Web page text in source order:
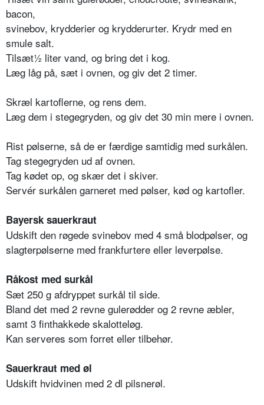
bacon,
svinebov, krydderier og krydderurter. Krydr med en
smule salt.
Tilsæt½ liter vand, og bring det i kog.
Læg låg på, sæt i ovnen, og giv det 2 timer.
Skræl kartoflerne, og rens dem.
Læg dem i stegegryden, og giv det 30 min mere i ovnen.
Rist pølserne, så de er færdige samtidig med surkålen.
Tag stegegryden ud af ovnen.
Tag kødet op, og skær det i skiver.
Servér surkålen garneret med pølser, kød og kartofler.
Bayersk sauerkraut
Udskift den røgede svinebov med 4 små blodpølser, og
slagterpølserne med frankfurtere eller leverpølse.
Råkost med surkål
Sæt 250 g afdryppet surkål til side.
Bland det med 2 revne gulerødder og 2 revne æbler,
samt 3 finthakkede skalotteløg.
Kan serveres som forret eller tilbehør.
Sauerkraut med øl
Udskift hvidvinen med 2 dl pilsnerøl.